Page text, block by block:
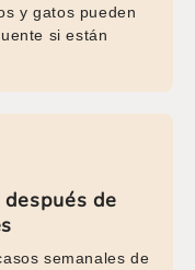
y gatos pueden
si están
de
semanales de